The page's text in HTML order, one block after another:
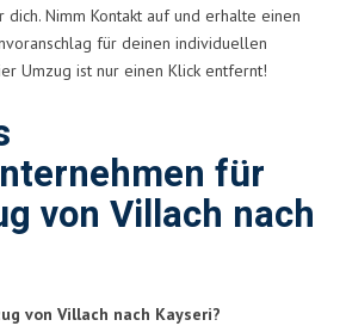
Nimm Kontakt auf und erhalte einen
für deinen individuellen
Umzug ist nur einen Klick entfernt!
für
von Villach nach
von Villach nach Kayseri?